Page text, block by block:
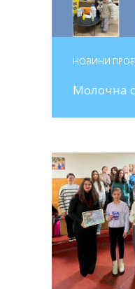
НОВИНИ
Молочна